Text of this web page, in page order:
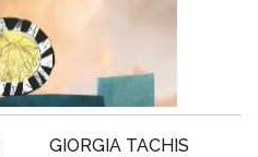
GIORGIA TACHIS